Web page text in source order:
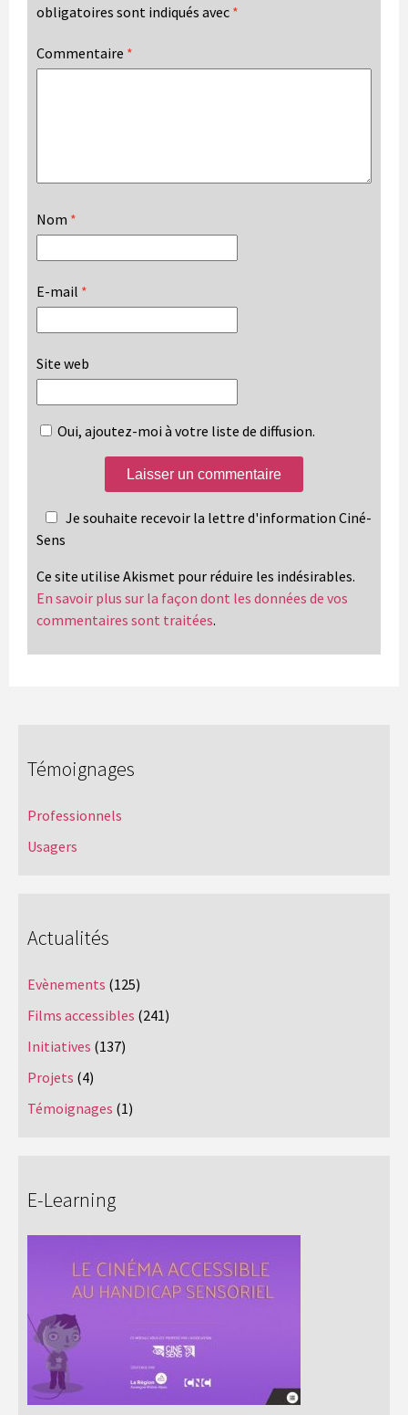
obligatoires sont indiqués avec *
Commentaire *
Nom *
E-mail *
Site web
Oui, ajoutez-moi à votre liste de diffusion.
Je souhaite recevoir la lettre d'information Ciné-
Sens
Ce site utilise Akismet pour réduire les indésirables.
En savoir plus sur la façon dont les données de vos
commentaires sont traitées.
Témoignages
Professionnels
Usagers
Actualités
Evènements (125)
Films accessibles (241)
Initiatives (137)
Projets (4)
Témoignages (1)
E-Learning